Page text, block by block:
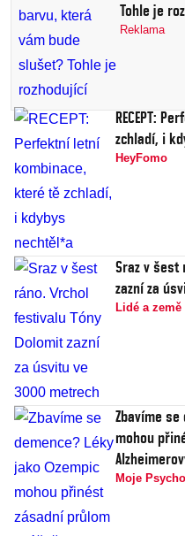
Tohle je
Reklama
RECEPT:
zchladí, i
HeyFomo
Sraz v šest
zazní za
Lidé a země
Zbavíme se
mohou
Moje